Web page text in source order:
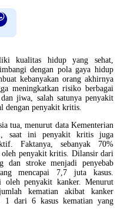
kualitas hidup yang sehat,
dengan pola gaya hidup
kebanyakan orang akhirnya
meningkatkan risiko berbagai
jiwa, salah satunya penyakit
dengan penyakit kritis.
tua, menurut data Kementerian
saat ini penyakit kritis juga
Faktanya, sebanyak 70%
oleh penyakit kritis. Dilansir dari
dan stroke menjadi penyebab
mencapai 7,7 juta kasus.
oleh penyakit kanker. Menurut
kematian akibat kanker
1 dari 6 kasus kematian yang